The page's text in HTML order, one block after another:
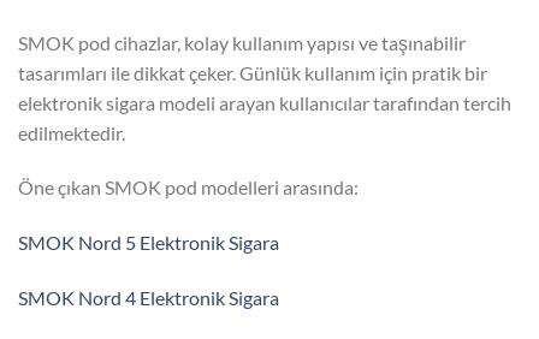
SMOK pod cihazlar, kolay kullanım yapısı ve taşınabilir
tasarımları ile dikkat çeker. Günlük kullanım için pratik bir
elektronik sigara modeli arayan kullanıcılar tarafından tercih
edilmektedir.
Öne çıkan SMOK pod modelleri arasında:
SMOK Nord 5 Elektronik Sigara
SMOK Nord 4 Elektronik Sigara